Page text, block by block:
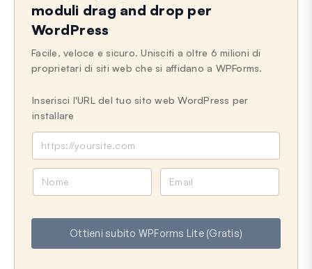
moduli drag and drop per
WordPress
Facile, veloce e sicuro. Unisciti a oltre 6 milioni di
proprietari di siti web che si affidano a WPForms.
Inserisci l'URL del tuo sito web WordPress per
installare
e
i
l
Ottieni subito WPForms Lite (Gratis)